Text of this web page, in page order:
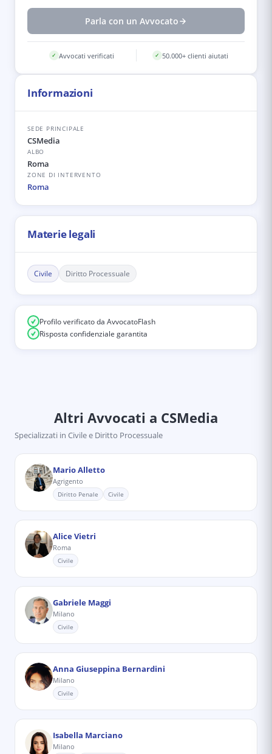
Parla con un Avvocato
✓ Avvocati verificati ✓ 50.000+ clienti aiutati
Informazioni
SEDE PRINCIPALE
CSMedia
ALBO
Roma
ZONE DI INTERVENTO
Roma
Materie legali
Civile Diritto Processuale
Profilo verificato da AvvocatoFlash
Risposta confidenziale garantita
Altri Avvocati a CSMedia
Specializzati in Civile e Diritto Processuale
Mario Alletto
Agrigento
Diritto Penale Civile
Alice Vietri
Roma
Civile
Gabriele Maggi
Milano
Civile
Anna Giuseppina Bernardini
Milano
Civile
Isabella Marciano
Milano